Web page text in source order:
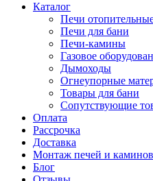
Каталог
Печи
Печи для бани
Печи-камины
Газовое
Дымоходы
Огнеупорные
Товары для бани
Сопутствующие
Оплата
Рассрочка
Доставка
Монтаж печей и каминов
Блог